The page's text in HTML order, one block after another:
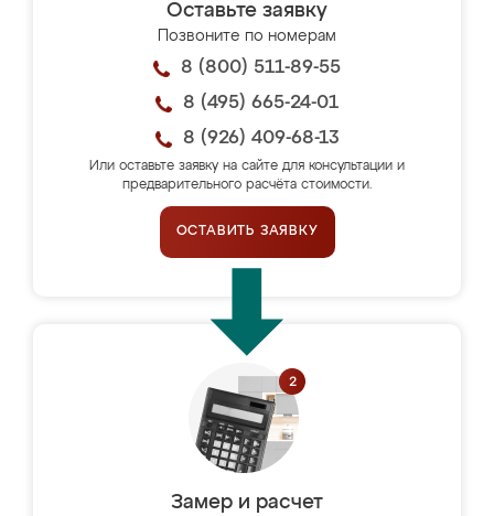
Оставьте заявку
Позвоните по номерам
8 (800) 511-89-55
8 (495) 665-24-01
8 (926) 409-68-13
Или оставьте заявку на сайте для консультации и
предварительного расчёта стоимости.
ОСТАВИТЬ ЗАЯВКУ
Замер и расчет